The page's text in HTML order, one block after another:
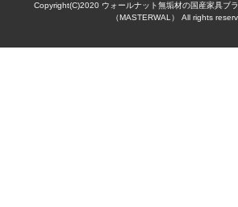
Copyright(C)2020 ウォールナット無垢材の国産家具ブ
（MASTERWAL） All rights